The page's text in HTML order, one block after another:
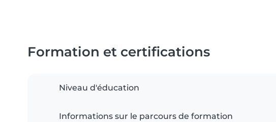
Formation et certifications
Niveau d'éducation
Informations sur le parcours de formation